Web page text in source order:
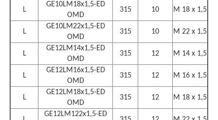
L
GE10LM18x1,5-ED
OMD
315 10 M 18 x 1,5
L
GE10LM22x1,5-ED
OMD
315 10 M 22 x 1,5
L
GE12LM14x1,5-ED
OMD
315 12 M 14 x 1,5
L
GE12LM16x1,5-ED
OMD
315 12 M 16 x 1,5
L
GE12LM18x1,5-ED
OMD
315 12 M 18 x 1,5
GE12LM122x1,5-ED